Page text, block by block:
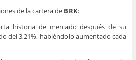
de la cartera de BRK:
historia de mercado después de su
del 3,21%, habiéndolo aumentado cada